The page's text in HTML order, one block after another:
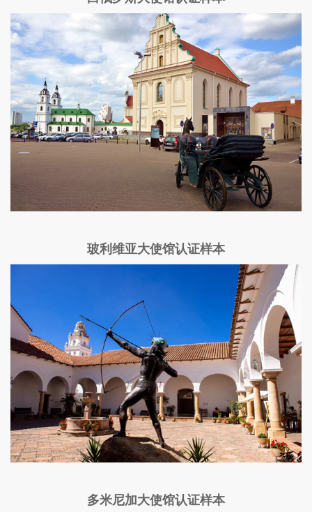
玻利维亚大使馆认证样本
多米尼加大使馆认证样本